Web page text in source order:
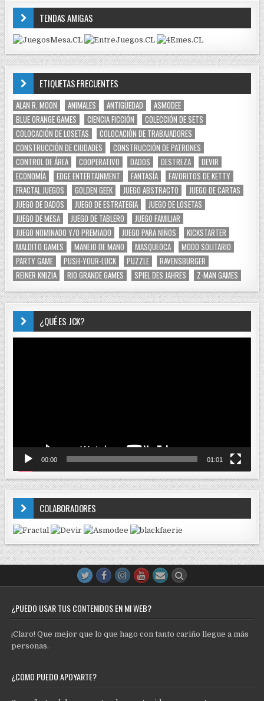
TENDAS AMIGAS
ETIQUETAS FRECUENTES
ALAN R. MOON ANIMALES ANTIGÜEDAD
ASMODEE
BLUE ORANGE GAMES
CIENCIA FICCIÓN
COLECCIÓN DE SETS
COLOCACIÓN DE LOSETAS
COLOCACIÓN DE TRABAJADORES
CONSTRUCCIÓN DE CIUDADES
CONSTRUCCIÓN DE PATRONES
CONTROL DE ÁREA
COOPERATIVO DADOS DESTREZA
DEVIR
ECONOMÍA
EDGE ENTERTAINMENT FANTASÍA
FAVORITOS DE KETTY
FRACTAL JUEGOS
GOLDEN GEEK JUEGO ABSTRACTO
JUEGO DE CARTAS
JUEGO DE DADOS
JUEGO DE ESTRATEGIA
JUEGO DE LOSETAS
JUEGO DE MESA
JUEGO DE TABLERO
JUEGO FAMILIAR
JUEGO NOMINADO Y/O PREMIADO
JUEGO PARA NIÑOS
KICKSTARTER
MALDITO GAMES
MANEJO DE MANO MASQUEOCA
MODO SOLITARIO
PARTY GAME
PUSH-YOUR-LUCK PUZZLE
RAVENSBURGER
REINER KNIZIA
RIO GRANDE GAMES SPIEL DES JAHRES Z-MAN GAMES
¿QUÉ ES JCK?
00:00 01:01
COLABORADORES
¿PUEDO USAR TUS CONTENIDOS EN MI WEB?
¡Claro! Que mejor que lo que hago con tanto cariño llegue a más
personas.
¿CÓMO PUEDO APOYARTE?